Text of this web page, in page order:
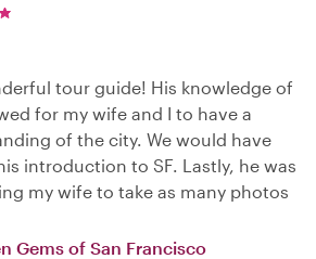
tour guide! His knowledge of
for my wife and I to have a
of the city. We would have
introduction to SF. Lastly, he was
my wife to take as many photos
Gems of San Francisco